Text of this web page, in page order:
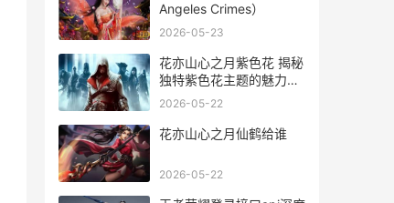
Angeles Crimes）
2026-05-23
花亦山心之月紫色花 揭秘
独特紫色花主题的魅力与
选购指南
2026-05-22
花亦山心之月仙鹤给谁
2026-05-22